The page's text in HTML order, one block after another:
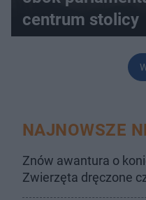
centrum stolicy
NAJNOWSZE
Znów awantura o
Zwierzęta dręczone